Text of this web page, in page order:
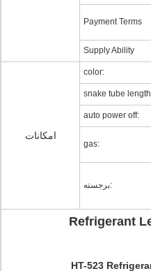
Payment Terms
Supply Ability
امکانات
color:
snake tube
auto power off:
gas:
برجسته:
Refrigerant
HT-523